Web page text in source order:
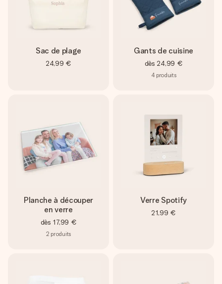
Sac de plage
24,99 €
Gants de cuisine
dès 24,99 €
4 produits
Planche à découper
en verre
dès 17,99 €
2 produits
Verre Spotify
21,99 €